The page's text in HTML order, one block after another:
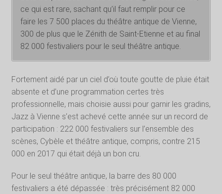
ce qui est rare, sachant qu’il faut remplir pour ce
faire les 7 500 places du théâtre antique de Vienne,
300 de plus que le Zénith de Saint-Etienne et au final
82 000 festivaliers pour le seul théâtre antique.
Fortement aidé par un ciel d’où toute goutte de pluie était
absente et d’une programmation certes très
professionnelle, mais choisie aussi pour garnir les gradins,
Jazz à Vienne s’est achevé cette année sur un record de
participation : 222 000 festivaliers sur l’ensemble des
scènes, Cybèle et théâtre antique, compris, contre 215
000 en 2017 qui était déjà un bon cru.
Pour le seul théâtre antique, la barre des 80 000
festivaliers a été dépassée : très précisément 82 000